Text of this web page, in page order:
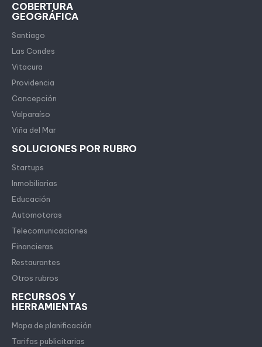
COBERTURA
GEOGRÁFICA
Santiago
Las Condes
Vitacura
Providencia
Concepción
Valparaíso
Viña del Mar
SOLUCIONES POR RUBRO
Startups
Inmobiliarias
Educación
Automotoras
Telecomunicaciones
Financieras
Restaurantes
Otros rubros
RECURSOS Y
HERRAMIENTAS
Mapa de planificación
Tarifas publicitarias